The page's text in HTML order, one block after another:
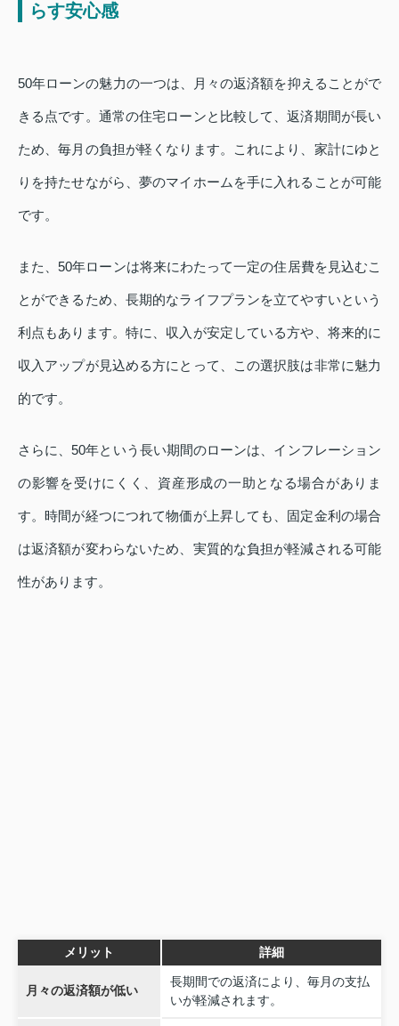
らす安心感
50年ローンの魅力の一つは、月々の返済額を抑えることがで
きる点です。通常の住宅ローンと比較して、返済期間が長い
ため、毎月の負担が軽くなります。これにより、家計にゆと
りを持たせながら、夢のマイホームを手に入れることが可能
です。
また、50年ローンは将来にわたって一定の住居費を見込むこ
とができるため、長期的なライフプランを立てやすいという
利点もあります。特に、収入が安定している方や、将来的に
収入アップが見込める方にとって、この選択肢は非常に魅力
的です。
さらに、50年という長い期間のローンは、インフレーション
の影響を受けにくく、資産形成の一助となる場合がありま
す。時間が経つにつれて物価が上昇しても、固定金利の場合
は返済額が変わらないため、実質的な負担が軽減される可能
性があります。
メリット 詳細
月々の返済額が低い
長期間での返済により、毎月の支払
いが軽減されます。